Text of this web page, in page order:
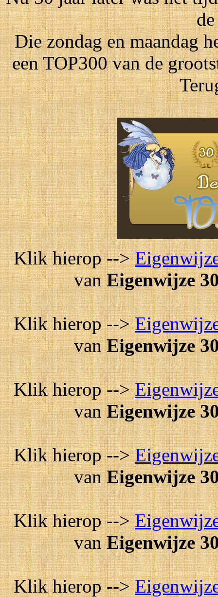
Die zondag en maandag
een TOP300 van de
Klik hierop -->
vanEigenwijze
Klik hierop -->
vanEigenwijze
Klik hierop -->
vanEigenwijze
Klik hierop -->
vanEigenwijze
Klik hierop -->
vanEigenwijze
Klik hierop -->